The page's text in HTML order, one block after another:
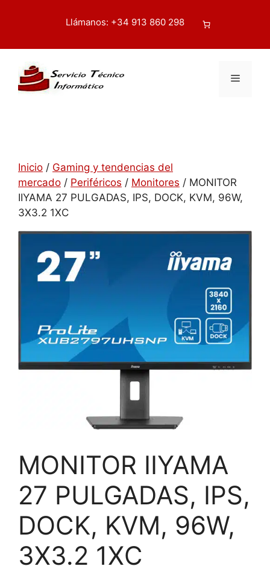
Buscar
Llámanos: +34 913 860 298
Menú
Inicio / Gaming y tendencias del
mercado / Periféricos / Monitores / MONITOR
IIYAMA 27 PULGADAS, IPS, DOCK, KVM, 96W,
3X3.2 1XC
MONITOR IIYAMA
27 PULGADAS, IPS,
DOCK, KVM, 96W,
3X3.2 1XC